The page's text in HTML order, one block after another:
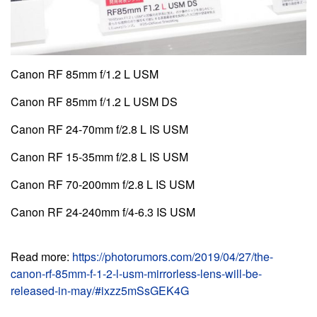
Canon RF 85mm f/1.2 L USM
Canon RF 85mm f/1.2 L USM DS
Canon RF 24-70mm f/2.8 L IS USM
Canon RF 15-35mm f/2.8 L IS USM
Canon RF 70-200mm f/2.8 L IS USM
Canon RF 24-240mm f/4-6.3 IS USM
Read more: https://photorumors.com/2019/04/27/the-
canon-rf-85mm-f-1-2-l-usm-mirrorless-lens-will-be-
released-in-may/#ixzz5mSsGEK4G